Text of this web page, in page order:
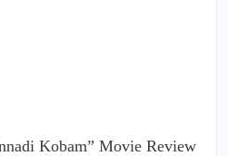
Kobam” Movie Review